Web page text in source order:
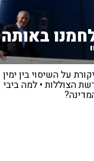
באותה
על השיסוי בין ימין
הצוללות • למה ביבי